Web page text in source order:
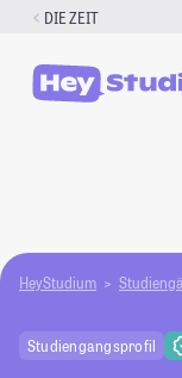
Zum
springen
DIE ZEIT
HeyStudium
Studiengangsprofil